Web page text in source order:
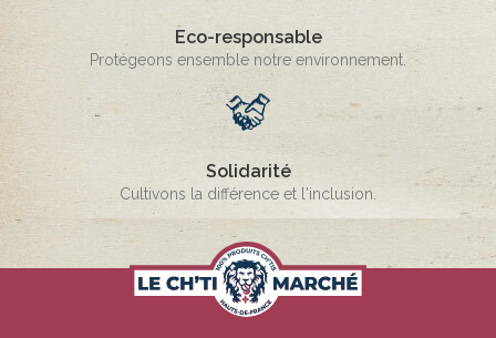
Eco-responsable
Protégeons ensemble notre environnement.
Solidarité
Cultivons la différence et l'inclusion.